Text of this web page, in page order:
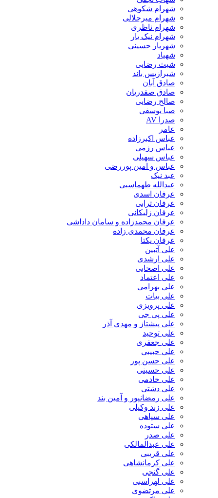
شهرام شکوهی
شهرام میرجلالی
شهرام ناظری
شهرام نیک یار
شهریار حسینی
شهیاد
شیث رضایی
شیرازیس باند
صادق آبان
صادق صفدریان
صالح رضایی
صبا یوسفی
صدرا AV
عامر
عباس اکبرزاده
عباس رزمی
عباس سهیلی
عباس و امین پوررضی
عبد نیک
عبدالله طهماسبی‎
عرفان اسدی
عرفان ترابی
عرفان زلیکانی
عرفان محمدزاده و سامان داداشی
عرفان محمدی زاده
عرفان یکتا
علی آتبین
علی ارشدی
علی اصحابی
علی اعتماد
علی بهرامی
علی بیات
علی پرویزی
علی پی جی
علی پیشتاز و مهدی آذر
علی توحید
علی جعفری
علی حبیبی
علی حسن پور
علی حسینی
علی خادمی
علی دشتی
علی رمضانپور و آمین بند
علی زند وکیلی
علی سپاهی
علی ستوده
علی صدر
علی عبدالمالکی
علی قریبی
علی کرمانشاهی
علی گنجی
علی لهراسبی
علی مرتضوی